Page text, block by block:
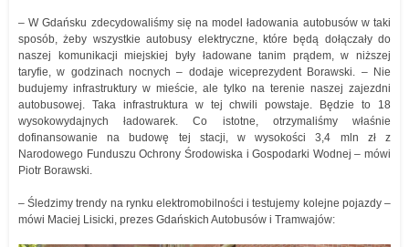
– W Gdańsku zdecydowaliśmy się na model ładowania autobusów w taki
sposób, żeby wszystkie autobusy elektryczne, które będą dołączały do
naszej komunikacji miejskiej były ładowane tanim prądem, w niższej
taryfie, w godzinach nocnych – dodaje wiceprezydent Borawski. – Nie
budujemy infrastruktury w mieście, ale tylko na terenie naszej zajezdni
autobusowej. Taka infrastruktura w tej chwili powstaje. Będzie to 18
wysokowydajnych ładowarek. Co istotne, otrzymaliśmy właśnie
dofinansowanie na budowę tej stacji, w wysokości 3,4 mln zł z
Narodowego Funduszu Ochrony Środowiska i Gospodarki Wodnej – mówi
Piotr Borawski.
– Śledzimy trendy na rynku elektromobilności i testujemy kolejne pojazdy –
mówi Maciej Lisicki, prezes Gdańskich Autobusów i Tramwajów: